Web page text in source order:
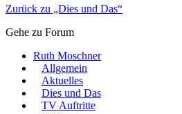
Zurück zu „Dies und Das“
Gehe zu Forum
Ruth Moschner
Allgemein
Aktuelles
Dies und Das
TV Auftritte